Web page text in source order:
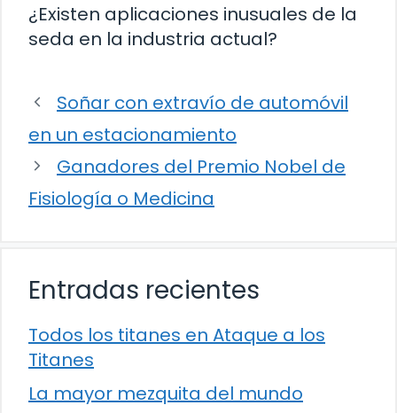
¿Existen aplicaciones inusuales de la
seda en la industria actual?
Soñar con extravío de automóvil
en un estacionamiento
Ganadores del Premio Nobel de
Fisiología o Medicina
Entradas recientes
Todos los titanes en Ataque a los
Titanes
La mayor mezquita del mundo